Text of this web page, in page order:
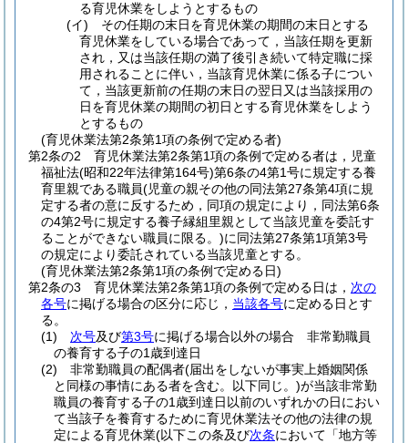
る育児休業をしようとするもの
(イ)
その任期の末日を育児休業の期間の末日とする
育児休業をしている場合であって，当該任期を更新
され，又は当該任期の満了後引き続いて特定職に採
用されることに伴い，当該育児休業に係る子につい
て，当該更新前の任期の末日の翌日又は当該採用の
日を育児休業の期間の初日とする育児休業をしよう
とするもの
(育児休業法第2条第1項の条例で定める者)
第2条の2
育児休業法第2条第1項の条例で定める者は，児童
福祉法(昭和22年法律第164号)第6条の4第1号に規定する養
育里親である職員(児童の親その他の同法第27条第4項に規
定する者の意に反するため，同項の規定により，同法第6条
の4第2号に規定する養子縁組里親として当該児童を委託す
ることができない職員に限る。)に同法第27条第1項第3号
の規定により委託されている当該児童とする。
(育児休業法第2条第1項の条例で定める日)
第2条の3
育児休業法第2条第1項の条例で定める日は， 次の
各号に掲げる場合の区分に応じ， 当該各号に定める日とす
る。
(1)
次号及び第3号に掲げる場合以外の場合 非常勤職員
の養育する子の1歳到達日
(2)
非常勤職員の配偶者(届出をしないが事実上婚姻関係
と同様の事情にある者を含む。以下同じ。)が当該非常勤
職員の養育する子の1歳到達日以前のいずれかの日におい
て当該子を養育するために育児休業法その他の法律の規
定による育児休業(以下この条及び次条において「地方等